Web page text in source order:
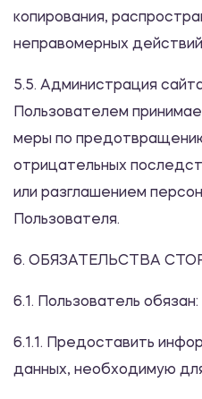
копирования,
неправомерных
5.5. Администрация
Пользователем
меры по
отрицательных
или разглашением
Пользователя.
6. ОБЯЗАТЕЛЬСТВА
6.1. Пользователь обязан:
6.1.1. Предоставить
данных, необходимую